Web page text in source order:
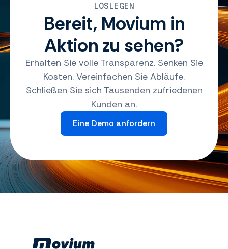
LOSLEGEN
Bereit, Movium in
Aktion zu sehen?
Erhalten Sie volle Transparenz. Senken Sie
Kosten. Vereinfachen Sie Abläufe.
Schließen Sie sich Tausenden zufriedenen
Kunden an.
Eine Demo anfordern